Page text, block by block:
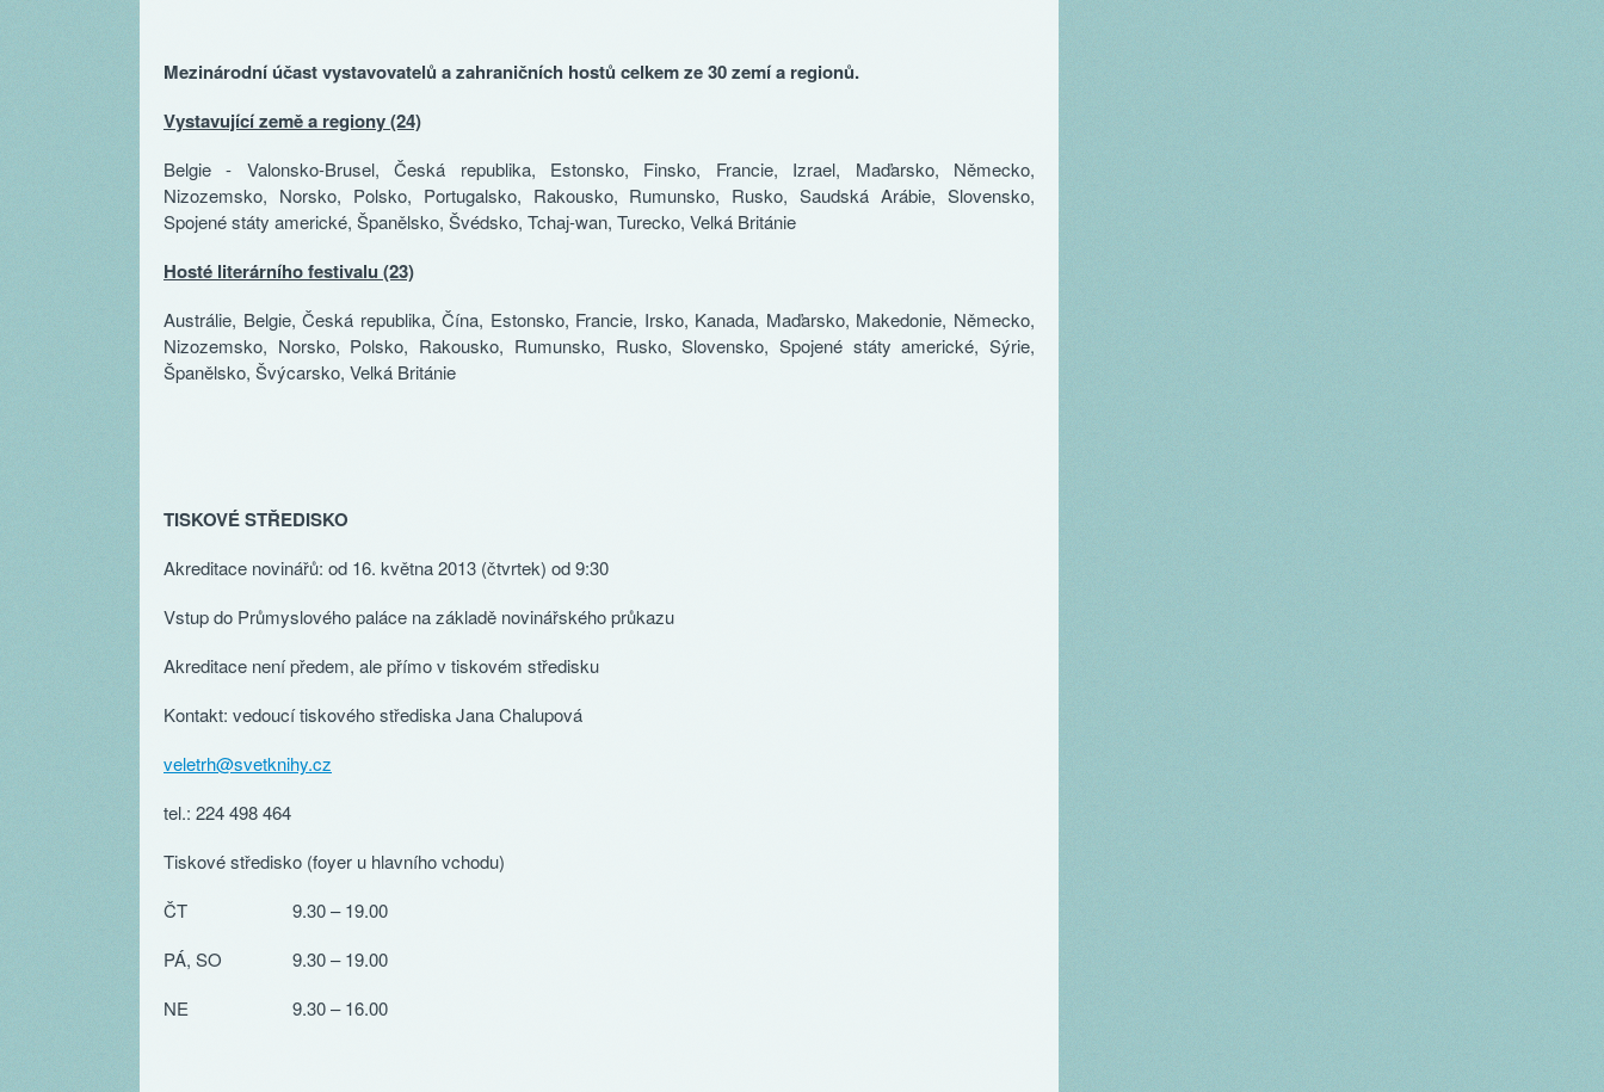
Mezinárodní účast vystavovatelů a zahraničních hostů celkem ze 30 zemí a regionů.
Vystavující země a regiony (24)
Belgie - Valonsko-Brusel, Česká republika, Estonsko, Finsko, Francie, Izrael, Maďarsko, Německo,
Nizozemsko, Norsko, Polsko, Portugalsko, Rakousko, Rumunsko, Rusko, Saudská Arábie, Slovensko,
Spojené státy americké, Španělsko, Švédsko, Tchaj-wan, Turecko, Velká Británie
Hosté literárního festivalu (23)
Austrálie, Belgie, Česká republika, Čína, Estonsko, Francie, Irsko, Kanada, Maďarsko, Makedonie, Německo,
Nizozemsko, Norsko, Polsko, Rakousko, Rumunsko, Rusko, Slovensko, Spojené státy americké, Sýrie,
Španělsko, Švýcarsko, Velká Británie
TISKOVÉ STŘEDISKO
Akreditace novinářů: od 16. května 2013 (čtvrtek) od 9:30
Vstup do Průmyslového paláce na základě novinářského průkazu
Akreditace není předem, ale přímo v tiskovém středisku
Kontakt: vedoucí tiskového střediska Jana Chalupová
veletrh@svetknihy.cz
tel.: 224 498 464
Tiskové středisko (foyer u hlavního vchodu)
ČT
9.30 – 19.00
PÁ, SO
9.30 – 19.00
NE
9.30 – 16.00